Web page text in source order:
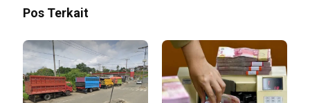
Pos Terkait